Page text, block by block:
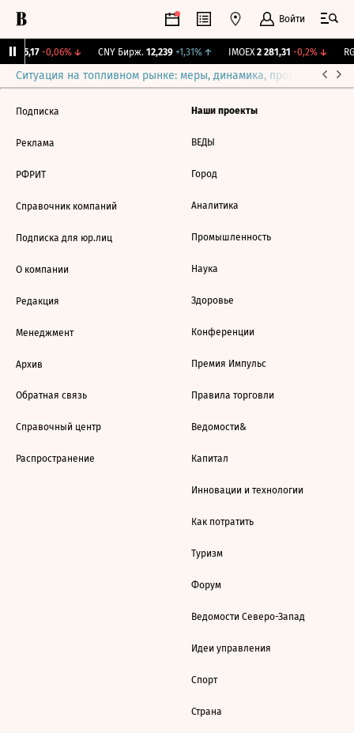
Войти
115,17 -0,06%↓ CNY Бирж. 12,239 +1,31%↑ IMOEX 2 281,31 -0,2%↓
Ситуация на топливном рынке: меры, динамика, прогнозы
Подписка
Реклама
РФРИТ
Справочник компаний
Подписка для юр.лиц
О компании
Редакция
Менеджмент
Архив
Обратная связь
Справочный центр
Распространение
Наши проекты
ВЕДЫ
Город
Аналитика
Промышленность
Наука
Здоровье
Конференции
Премия Импульс
Правила торговли
Ведомости&
Капитал
Инновации и технологии
Как потратить
Туризм
Форум
Ведомости Северо-Запад
Идеи управления
Спорт
Страна